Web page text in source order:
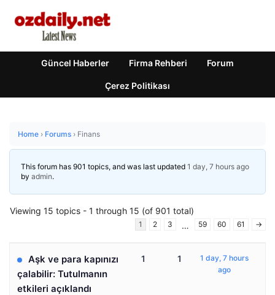
Güncel Haberler Firma Rehberi Forum
Çerez Politikası
Home › Forums › Finans
This forum has 901 topics, and was last updated 1 day, 7 hours ago
by admin.
Viewing 15 topics - 1 through 15 (of 901 total)
1 2 3 … 59 60 61 →
Aşk ve para kapınızı
çalabilir: Tutulmanın
etkileri açıklandı
1 1
1 day, 7 hours
ago